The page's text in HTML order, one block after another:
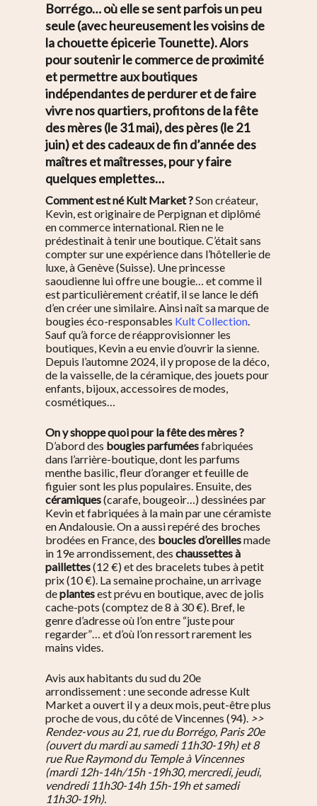
Borrégo… où elle se sent parfois un peu
seule (avec heureusement les voisins de
la chouette épicerie Tounette). Alors
pour soutenir le commerce de proximité
et permettre aux boutiques
indépendantes de perdurer et de faire
vivre nos quartiers, profitons de la fête
des mères (le 31 mai), des pères (le 21
juin) et des cadeaux de fin d’année des
maîtres et maîtresses, pour y faire
quelques emplettes…
Comment est né Kult Market ?Son créateur,
Kevin, est originaire de Perpignan et diplômé
en commerce international. Rien ne le
prédestinait à tenir une boutique. C’était sans
compter sur une expérience dans l’hôtellerie de
luxe, à Genève (Suisse). Une princesse
saoudienne lui offre une bougie… et comme il
est particulièrement créatif, il se lance le défi
d’en créer une similaire. Ainsi naît sa marque de
bougies éco-responsables Kult Collection.
Sauf qu’à force de réapprovisionner les
boutiques, Kevin a eu envie d’ouvrir la sienne.
Depuis l’automne 2024, il y propose de la déco,
de la vaisselle, de la céramique, des jouets pour
enfants, bijoux, accessoires de modes,
cosmétiques…
On y shoppe quoi pour la fête des mères ?
D’abord des bougies parfuméesfabriquées
dans l’arrière-boutique, dont les parfums
menthe basilic, fleur d’oranger et feuille de
figuier sont les plus populaires. Ensuite, des
céramiques(carafe, bougeoir…) dessinées par
Kevin et fabriquées à la main par une céramiste
en Andalousie. On a aussi repéré des broches
brodées en France, des boucles d’oreillesmade
in 19e arrondissement, des chaussettes à
paillettes(12 €) et des bracelets tubes à petit
prix (10 €). La semaine prochaine, un arrivage
deplantesest prévu en boutique, avec de jolis
cache-pots (comptez de 8 à 30 €). Bref, le
genre d’adresse où l’on entre “juste pour
regarder”… et d’où l’on ressort rarement les
mains vides.
Avis aux habitants du sud du 20e
arrondissement : une seconde adresse Kult
Market a ouvert il y a deux mois, peut-être plus
proche de vous, du côté de Vincennes (94). >>
Rendez-vous au 21, rue du Borrégo, Paris 20e
(ouvert du mardi au samedi 11h30-19h) et 8
rue Rue Raymond du Temple à Vincennes
(mardi 12h-14h/15h -19h30, mercredi, jeudi,
vendredi 11h30-14h 15h-19h et samedi
11h30-19h).